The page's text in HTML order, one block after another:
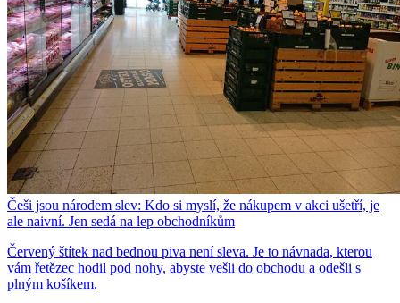
Češi jsou národem slev: Kdo si myslí, že nákupem v akci ušetří, je
ale naivní. Jen sedá na lep obchodníkům
Červený štítek nad bednou piva není sleva. Je to návnada, kterou
vám řetězec hodil pod nohy, abyste vešli do obchodu a odešli s
plným košíkem.